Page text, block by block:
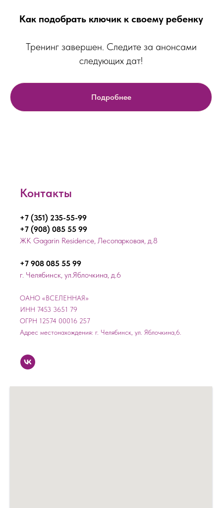
Как подобрать ключик к своему ребенку
Тренинг завершен. Следите за анонсами
следующих дат!
Подробнее
Контакты
+7 (351) 235-55-99
+7 (908) 085 55 99
ЖК Gagarin Residence, Лесопарковая, д.8
+7 908 085 55 99
г. Челябинск, ул.Яблочкина, д.6
ОАНО «ВСЕЛЕННАЯ»
ИНН 7453 3651 79
ОГРН 12574 00016 257
Адрес местонахождения: г. Челябинск, ул. Яблочкина,6.